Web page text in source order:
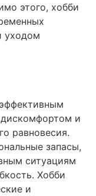
этого, хобби
уходом
и
равновесия.
запасы,
ситуациям
Хобби
и